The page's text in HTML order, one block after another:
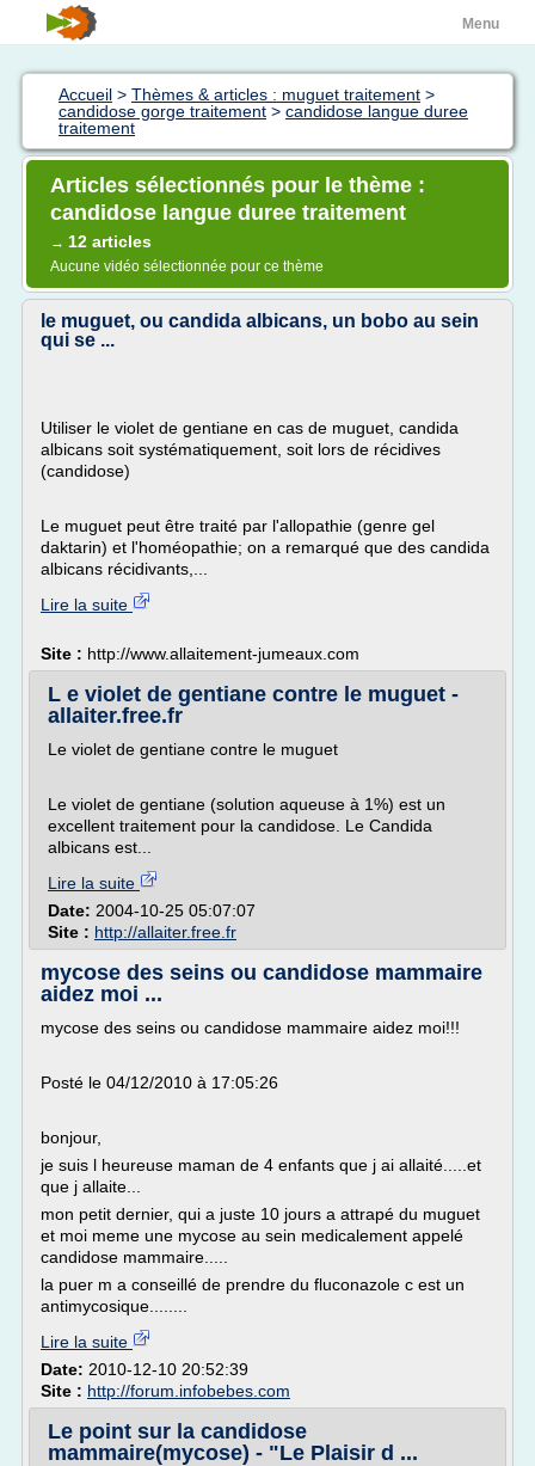
Menu
Accueil > Thèmes & articles : muguet traitement >
candidose gorge traitement > candidose langue duree
traitement
Articles sélectionnés pour le thème :
candidose langue duree traitement
→ 12 articles
Aucune vidéo sélectionnée pour ce thème
le muguet, ou candida albicans, un bobo au sein
qui se ...
Utiliser le violet de gentiane en cas de muguet, candida
albicans soit systématiquement, soit lors de récidives
(candidose)
Le muguet peut être traité par l'allopathie (genre gel
daktarin) et l'homéopathie; on a remarqué que des candida
albicans récidivants,...
Lire la suite
Site : http://www.allaitement-jumeaux.com
L e violet de gentiane contre le muguet -
allaiter.free.fr
Le violet de gentiane contre le muguet
Le violet de gentiane (solution aqueuse à 1%) est un
excellent traitement pour la candidose. Le Candida
albicans est...
Lire la suite
Date: 2004-10-25 05:07:07
Site : http://allaiter.free.fr
mycose des seins ou candidose mammaire
aidez moi ...
mycose des seins ou candidose mammaire aidez moi!!!
Posté le 04/12/2010 à 17:05:26
bonjour,
je suis l heureuse maman de 4 enfants que j ai allaité.....et
que j allaite...
mon petit dernier, qui a juste 10 jours a attrapé du muguet
et moi meme une mycose au sein medicalement appelé
candidose mammaire.....
la puer m a conseillé de prendre du fluconazole c est un
antimycosique........
Lire la suite
Date: 2010-12-10 20:52:39
Site : http://forum.infobebes.com
Le point sur la candidose
mammaire(mycose) - "Le Plaisir d ...